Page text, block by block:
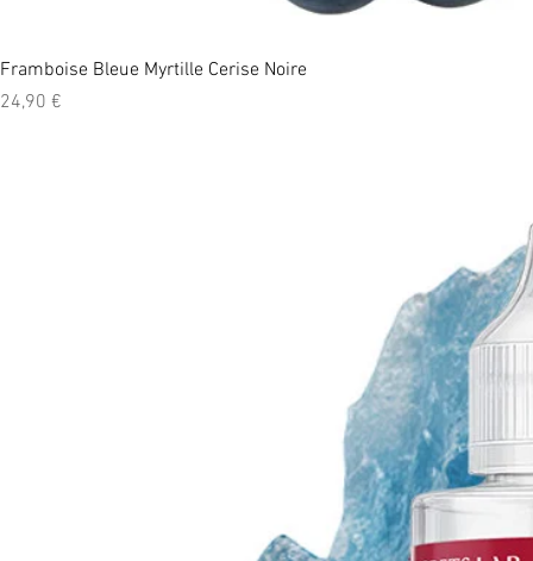
Framboise Bleue Myrtille Cerise Noire
Prix
24,90 €